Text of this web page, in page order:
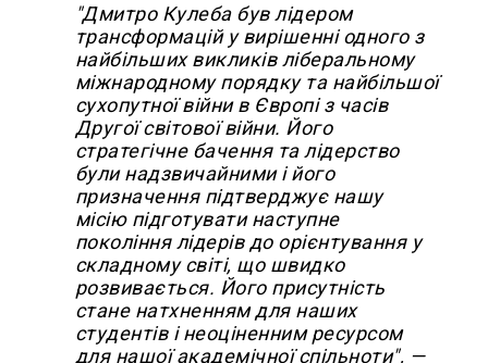
"Дмитро Кулеба був лідером
трансформацій у вирішенні одного з
найбільших викликів ліберальному
міжнародному порядку та найбільшої
сухопутної війни в Європі з часів
Другої світової війни. Його
стратегічне бачення та лідерство
були надзвичайними і його
призначення підтверджує нашу
місію підготувати наступне
покоління лідерів до орієнтування у
складному світі, що швидко
розвивається. Його присутність
стане натхненням для наших
студентів і неоціненним ресурсом
для нашої академічної спільноти", —